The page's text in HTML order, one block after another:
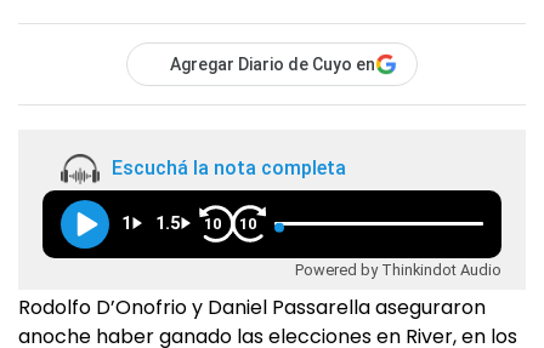
Agregar Diario de Cuyo en
Escuchá la nota completa
1 1.5 10 10
Powered by Thinkindot Audio
Rodolfo D’Onofrio y Daniel Passarella aseguraron
anoche haber ganado las elecciones en River, en los